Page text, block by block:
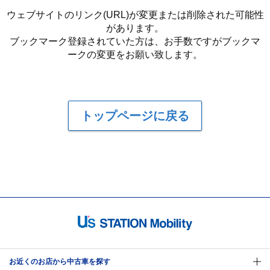
ウェブサイトのリンク(URL)が変更または削除された可能性
があります。
ブックマーク登録されていた方は、お手数ですがブックマ
ークの変更をお願い致します。
トップページに戻る
お近くのお店から中古車を探す